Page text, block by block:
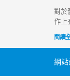
對於
作上
閱讀
網站